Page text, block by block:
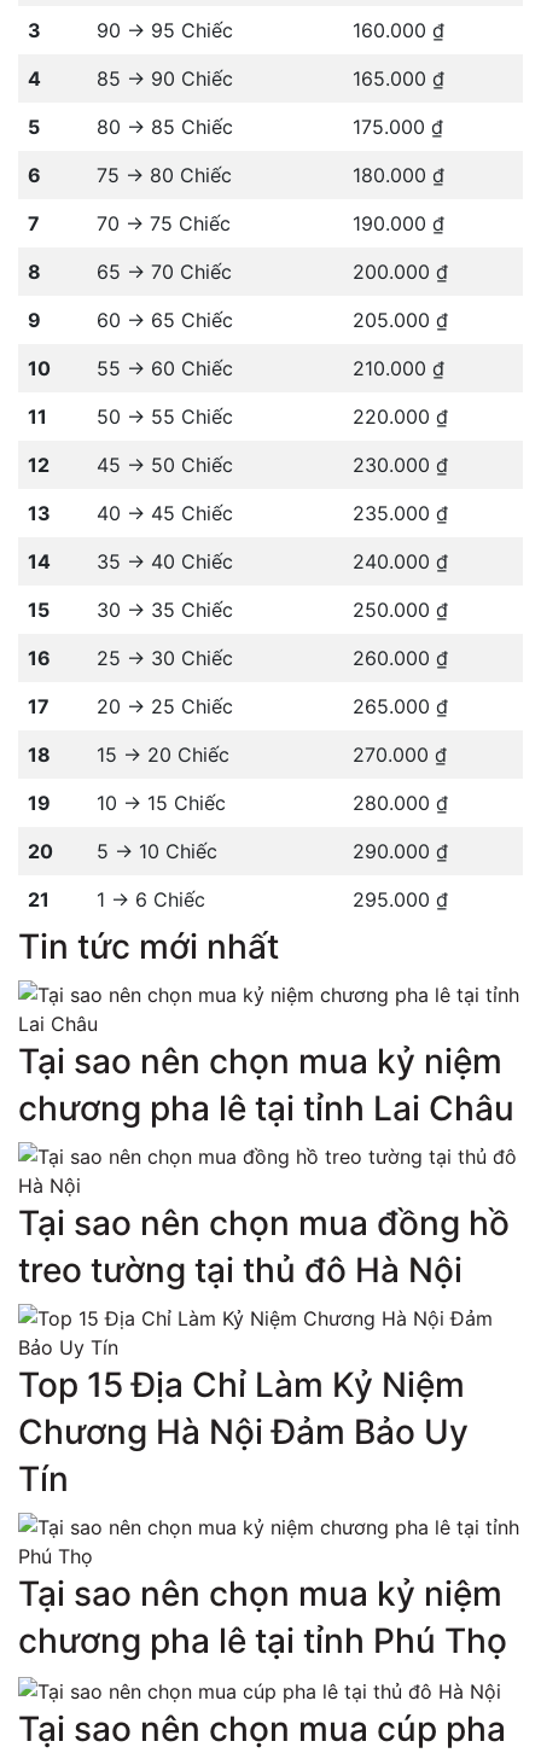
3 90 -> 95 Chiếc
160.000 ₫
4
85 -> 90 Chiếc
165.000 ₫
5
80 -> 85 Chiếc
175.000 ₫
6
75 -> 80 Chiếc
180.000 ₫
7
70 -> 75 Chiếc
190.000 ₫
8
65 -> 70 Chiếc
200.000 ₫
9
60 -> 65 Chiếc
205.000 ₫
10
55 -> 60 Chiếc
210.000 ₫
11
50 -> 55 Chiếc
220.000 ₫
12
45 -> 50 Chiếc
230.000 ₫
13
40 -> 45 Chiếc
235.000 ₫
14
35 -> 40 Chiếc
240.000 ₫
15
30 -> 35 Chiếc
250.000 ₫
16
25 -> 30 Chiếc
260.000 ₫
17
20 -> 25 Chiếc
265.000 ₫
18
15 -> 20 Chiếc
270.000 ₫
19
10 -> 15 Chiếc
280.000 ₫
20
5 -> 10 Chiếc
290.000 ₫
21
1 -> 6 Chiếc 295.000 ₫
Tin tức mới nhất
Tại sao nên chọn mua kỷ niệm
chương pha lê tại tỉnh Lai Châu
Tại sao nên chọn mua đồng hồ
treo tường tại thủ đô Hà Nội
Top 15 Địa Chỉ Làm Kỷ Niệm
Chương Hà Nội Đảm Bảo Uy
Tín
Tại sao nên chọn mua kỷ niệm
chương pha lê tại tỉnh Phú Thọ
Tại sao nên chọn mua cúp pha